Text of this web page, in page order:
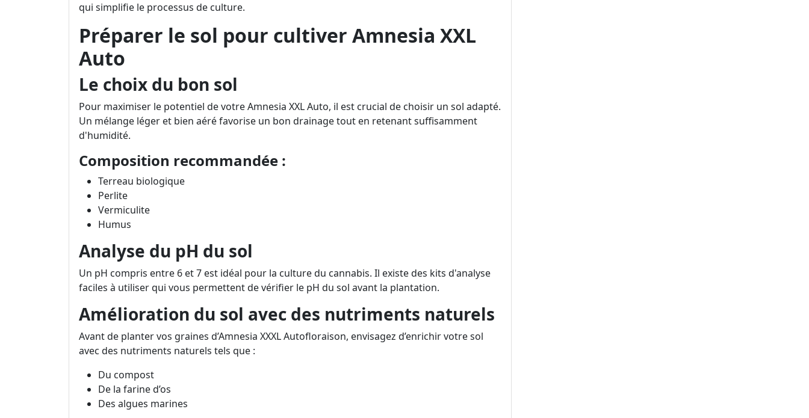
qui simplifie le processus de culture.
Préparer le sol pour cultiver Amnesia XXL
Auto
Le choix du bon sol
Pour maximiser le potentiel de votre Amnesia XXL Auto, il est crucial de choisir un sol adapté.
Un mélange léger et bien aéré favorise un bon drainage tout en retenant suffisamment
d'humidité.
Composition recommandée :
Terreau biologique
Perlite
Vermiculite
Humus
Analyse du pH du sol
Un pH compris entre 6 et 7 est idéal pour la culture du cannabis. Il existe des kits d'analyse
faciles à utiliser qui vous permettent de vérifier le pH du sol avant la plantation.
Amélioration du sol avec des nutriments naturels
Avant de planter vos graines d’Amnesia XXXL Autofloraison, envisagez d’enrichir votre sol
avec des nutriments naturels tels que :
Du compost
De la farine d’os
Des algues marines